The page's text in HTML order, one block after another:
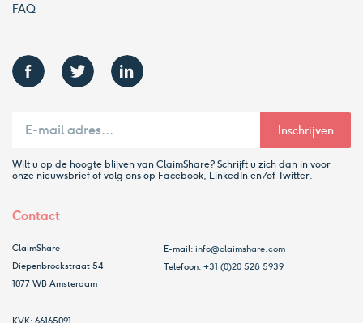
FAQ
Wilt u op de hoogte blijven van ClaimShare? Schrijft u zich dan in voor
onze nieuwsbrief of volg ons op Facebook, LinkedIn en/of Twitter.
Contact
ClaimShare
Diepenbrockstraat 54
1077 WB Amsterdam
KVK: 66165091
E-mail: info@claimshare.com
Telefoon: +31 (0)20 528 5939